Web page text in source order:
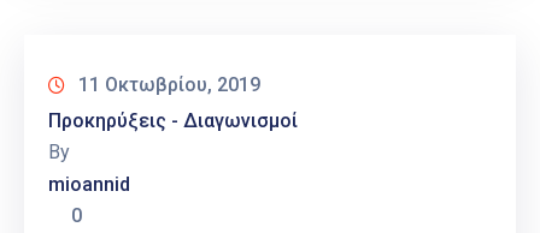
11 Οκτωβρίου, 2019
Προκηρύξεις - Διαγωνισμοί
By
mioannid
0